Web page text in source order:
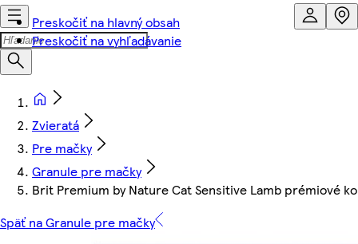
Preskočiť na hlavný obsah
Preskočiť na vyhľadávanie
Zvieratá
Pre mačky
Granule pre mačky
Brit Premium by Nature Cat Sensitive Lamb prémiové
Späť na Granule pre mačky